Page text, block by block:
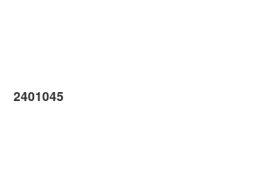
2401045